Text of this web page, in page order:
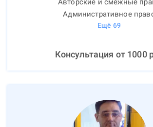
Авторские и смежные
Административное
Ещё 69
Консультация от 1000